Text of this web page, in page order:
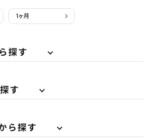
1ヶ月
探す
す
ら探す